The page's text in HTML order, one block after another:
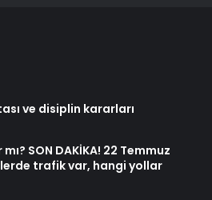
ve disiplin kararları
SON DAKİKA! 22 Temmuz
trafik var, hangi yollar